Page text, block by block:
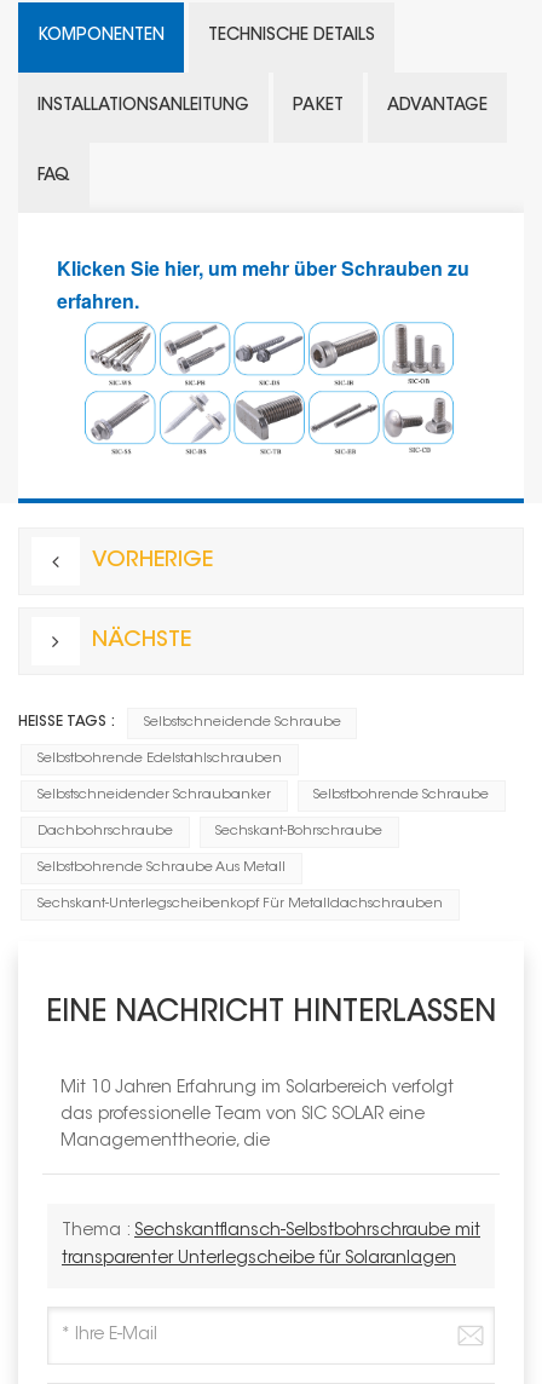
KOMPONENTEN TECHNISCHE DETAILS
INSTALLATIONSANLEITUNG PAKET ADVANTAGE
FAQ
Klicken Sie hier, um mehr über Schrauben zu
erfahren.
VORHERIGE
NÄCHSTE
HEISSE TAGS : Selbstschneidende Schraube
Selbstbohrende Edelstahlschrauben
Selbstschneidender Schraubanker Selbstbohrende Schraube
Dachbohrschraube Sechskant-Bohrschraube
Selbstbohrende Schraube Aus Metall
Sechskant-Unterlegscheibenkopf Für Metalldachschrauben
EINE NACHRICHT HINTERLASSEN
Mit 10 Jahren Erfahrung im Solarbereich verfolgt
das professionelle Team von SIC SOLAR eine
Managementtheorie, die
Thema : Sechskantflansch-Selbstbohrschraube mit
transparenter Unterlegscheibe für Solaranlagen